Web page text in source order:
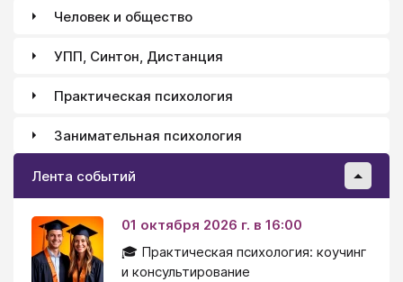
Человек и общество
УПП, Синтон, Дистанция
Практическая психология
Занимательная психология
Лента событий
01 октября 2026 г. в 16:00
🎓 Практическая психология: коучинг
и консультирование